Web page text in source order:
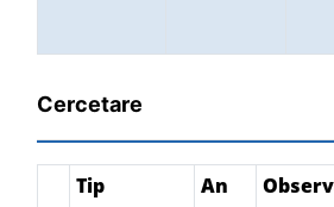
Cercetare
Tip An